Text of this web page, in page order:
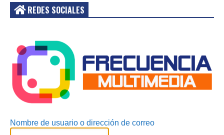
REDES SOCIALES
Nombre de usuario o dirección de correo